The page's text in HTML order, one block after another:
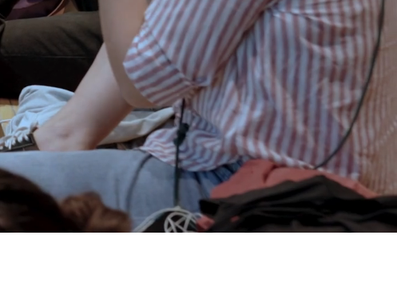
Servizi e accessibilità
Contatti
Biglietti